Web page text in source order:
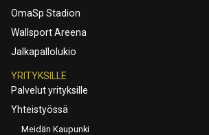
OmaSp Stadion
Wallsport Areena
Jalkapallolukio
YRITYKSILLE
Palvelut yrityksille
Yhteistyössä
Meidän Kaupunki